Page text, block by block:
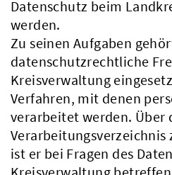
Datenschutz beim
werden.
Zu seinen Aufgaben
datenschutzrechtliche
Kreisverwaltung
Verfahren, mit denen
verarbeitet werden. Über
Verarbeitungsverzeichnis
ist er bei Fragen des